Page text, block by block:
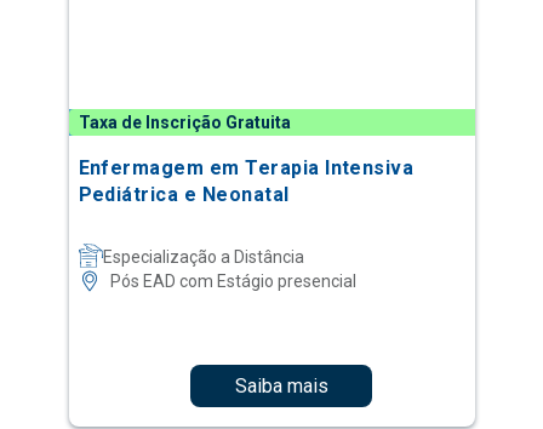
Taxa de Inscrição Gratuita
Enfermagem em Terapia Intensiva
Pediátrica e Neonatal
Especialização a Distância
Pós EAD com Estágio presencial
Saiba mais